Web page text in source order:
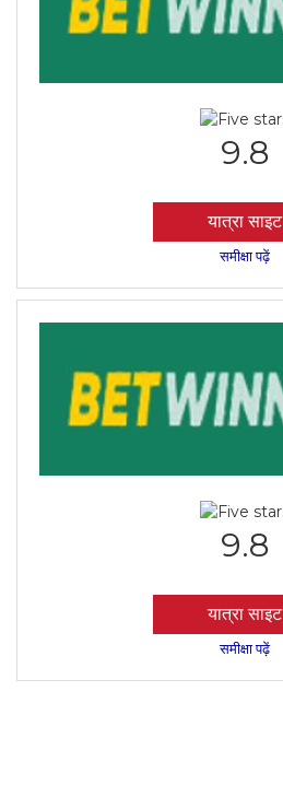
9.8
यात्रा साइट
समीक्षा पढ़ें
9.8
यात्रा साइट
समीक्षा पढ़ें